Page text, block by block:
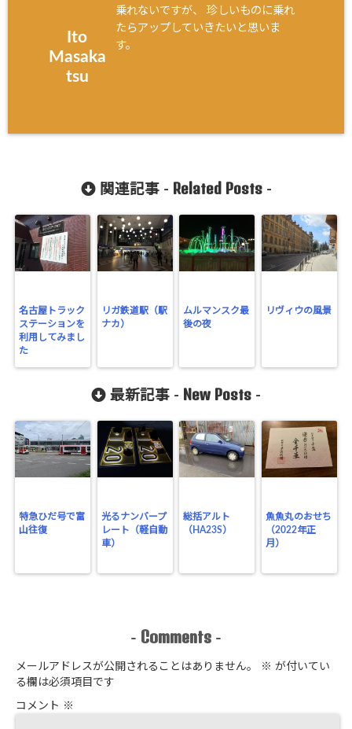
Ito
Masaka
tsu
乗れないですが、 珍しいものに乗れ
たらアップしていきたいと思いま
す。
関連記事 - Related Posts-
名古屋トラック
ステーションを
利用してみまし
た
リガ鉄道駅（駅
ナカ）
ムルマンスク最
後の夜
リヴィウの風景
最新記事 - New Posts -
特急ひだ号で富
山往復
光るナンバープ
レート（軽自動
車）
総括アルト
（HA23S）
魚魚丸のおせち
（2022年正
月）
- Comments -
メールアドレスが公開されることはありません。 ※ が付いてい
る欄は必須項目です
コメント ※